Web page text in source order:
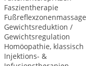
Faszientherapie
Fußreflexzonenmassage
Gewichtsreduktion /
Gewichtsregulation
Homöopathie, klassisch
Injektions- &